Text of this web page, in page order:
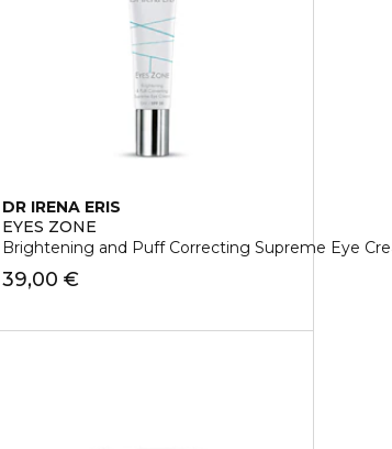
DR IRENA ERIS
EYES ZONE
Brightening and Puff Correcting Supreme Eye
39,00 €